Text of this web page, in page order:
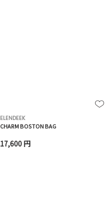
ELENDEEK
CHARM BOSTON BAG
17,600 円